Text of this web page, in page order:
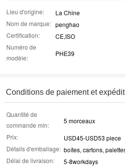
Lieu d'origine:
La Chine
Nom de marque: penghao
Certification:
CE,ISO
Numéro de
modèle:
PHE39
Conditions de paiement et
Quantité de
commande min:
5 morceaux
Prix:
USD45-USD53 piece
Détails d'emballage: boîtes, cartons,
Délai de livraison:
5-8workdays